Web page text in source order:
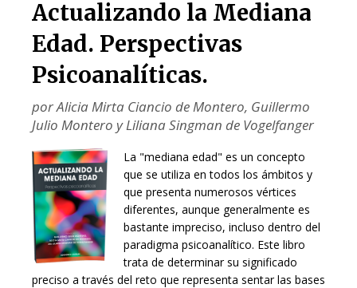
Actualizando la Mediana
Edad. Perspectivas
Psicoanalíticas.
por Alicia Mirta Ciancio de Montero, Guillermo
Julio Montero y Liliana Singman de Vogelfanger
La "mediana edad" es un concepto
que se utiliza en todos los ámbitos y
que presenta numerosos vértices
diferentes, aunque generalmente es
bastante impreciso, incluso dentro del
paradigma psicoanalítico. Este libro
trata de determinar su significado
preciso a través del reto que representa sentar las bases